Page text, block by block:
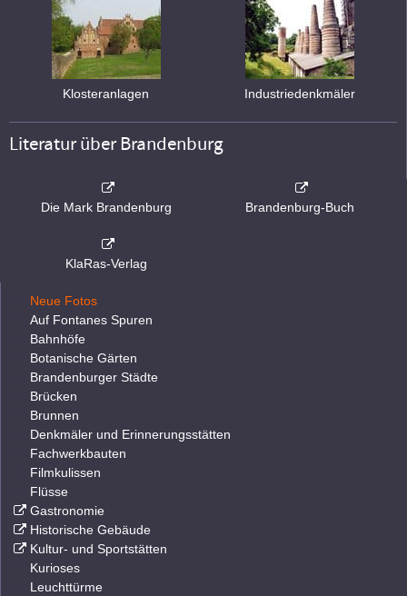
Klosteranlagen Industriedenkmäler
Literatur über Brandenburg
Die Mark Brandenburg Brandenburg-Buch
KlaRas-Verlag
Neue Fotos
Auf Fontanes Spuren
Bahnhöfe
Botanische Gärten
Brandenburger Städte
Brücken
Brunnen
Denkmäler und Erinnerungsstätten
Fachwerkbauten
Filmkulissen
Flüsse
Gastronomie
Historische Gebäude
Kultur- und Sportstätten
Kurioses
Leuchttürme